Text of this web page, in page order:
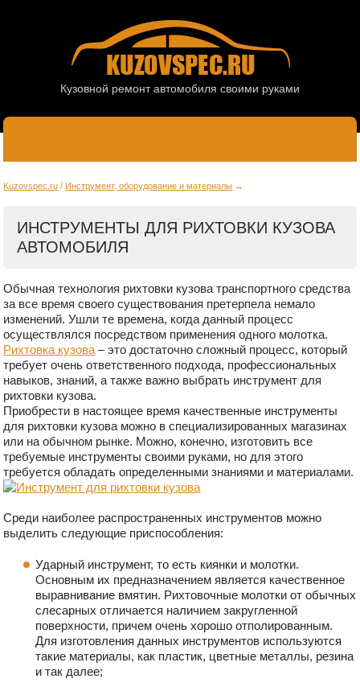
Кузовной ремонт автомобиля своими руками
Kuzovspec.ru Инструмент, оборудование и материалы
ИНСТРУМЕНТЫ ДЛЯ РИХТОВКИ КУЗОВА
АВТОМОБИЛЯ
Обычная технология рихтовки кузова транспортного средства
за все время своего существования претерпела немало
изменений. Ушли те времена, когда данный процесс
осуществлялся посредством применения одного молотка.
Рихтовка кузова – это достаточно сложный процесс, который
требует очень ответственного подхода, профессиональных
навыков, знаний, а также важно выбрать инструмент для
рихтовки кузова.
Приобрести в настоящее время качественные инструменты
для рихтовки кузова можно в специализированных магазинах
или на обычном рынке. Можно, конечно, изготовить все
требуемые инструменты своими руками, но для этого
требуется обладать определенными знаниями и материалами.
Среди наиболее распространенных инструментов можно
выделить следующие приспособления:
Ударный инструмент, то есть киянки и молотки.
Основным их предназначением является качественное
выравнивание вмятин. Рихтовочные молотки от обычных
слесарных отличается наличием закругленной
поверхности, причем очень хорошо отполированным.
Для изготовления данных инструментов используются
такие материалы, как пластик, цветные металлы, резина
и так далее;